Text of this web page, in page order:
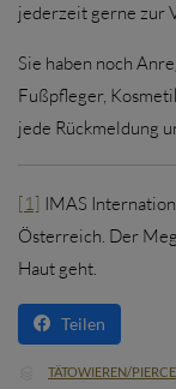
jederzeit gerne zur
Sie haben noch
Fußpfleger,
jede Rückmeldung
[1] IMAS
Österreich. Der
Haut geht.
Teilen
TÄTOWIEREN/